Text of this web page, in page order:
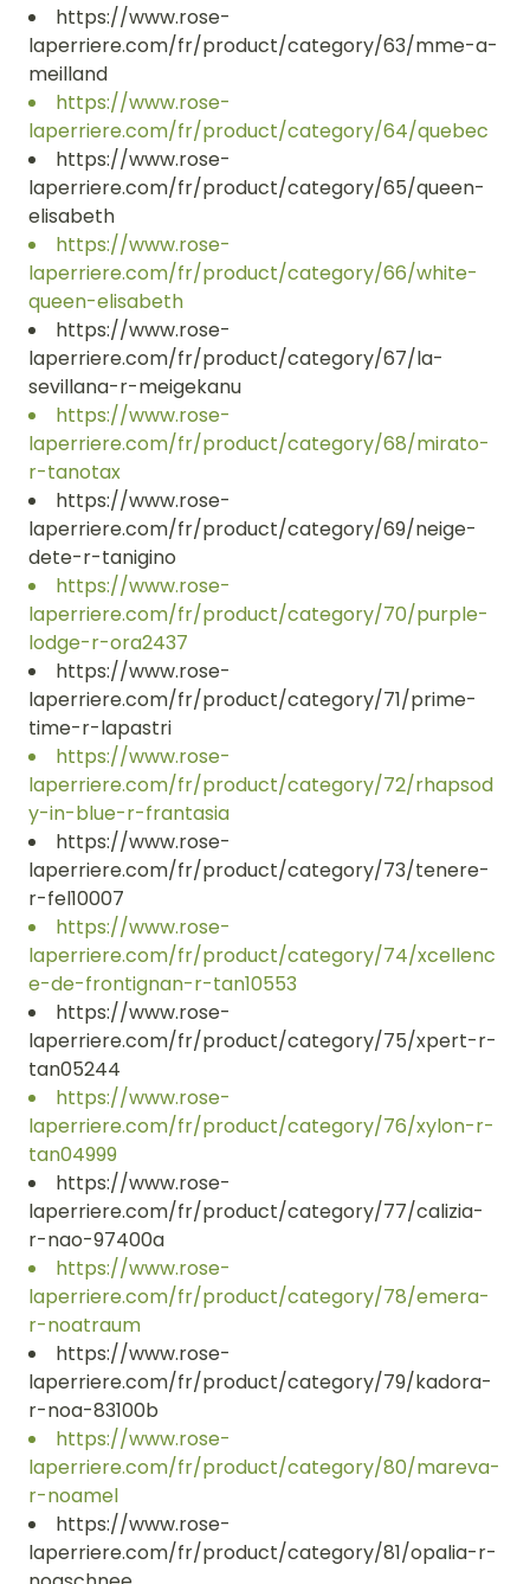
https://www.rose-
laperriere.com/fr/product/category/63/mme-a-
meilland
https://www.rose-
laperriere.com/fr/product/category/64/quebec
https://www.rose-
laperriere.com/fr/product/category/65/queen-
elisabeth
https://www.rose-
laperriere.com/fr/product/category/66/white-
queen-elisabeth
https://www.rose-
laperriere.com/fr/product/category/67/la-
sevillana-r-meigekanu
https://www.rose-
laperriere.com/fr/product/category/68/mirato-
r-tanotax
https://www.rose-
laperriere.com/fr/product/category/69/neige-
dete-r-tanigino
https://www.rose-
laperriere.com/fr/product/category/70/purple-
lodge-r-ora2437
https://www.rose-
laperriere.com/fr/product/category/71/prime-
time-r-lapastri
https://www.rose-
laperriere.com/fr/product/category/72/rhapsod
y-in-blue-r-frantasia
https://www.rose-
laperriere.com/fr/product/category/73/tenere-
r-fel10007
https://www.rose-
laperriere.com/fr/product/category/74/xcellenc
e-de-frontignan-r-tan10553
https://www.rose-
laperriere.com/fr/product/category/75/xpert-r-
tan05244
https://www.rose-
laperriere.com/fr/product/category/76/xylon-r-
tan04999
https://www.rose-
laperriere.com/fr/product/category/77/calizia-
r-nao-97400a
https://www.rose-
laperriere.com/fr/product/category/78/emera-
r-noatraum
https://www.rose-
laperriere.com/fr/product/category/79/kadora-
r-noa-83100b
https://www.rose-
laperriere.com/fr/product/category/80/mareva-
r-noamel
https://www.rose-
laperriere.com/fr/product/category/81/opalia-r-